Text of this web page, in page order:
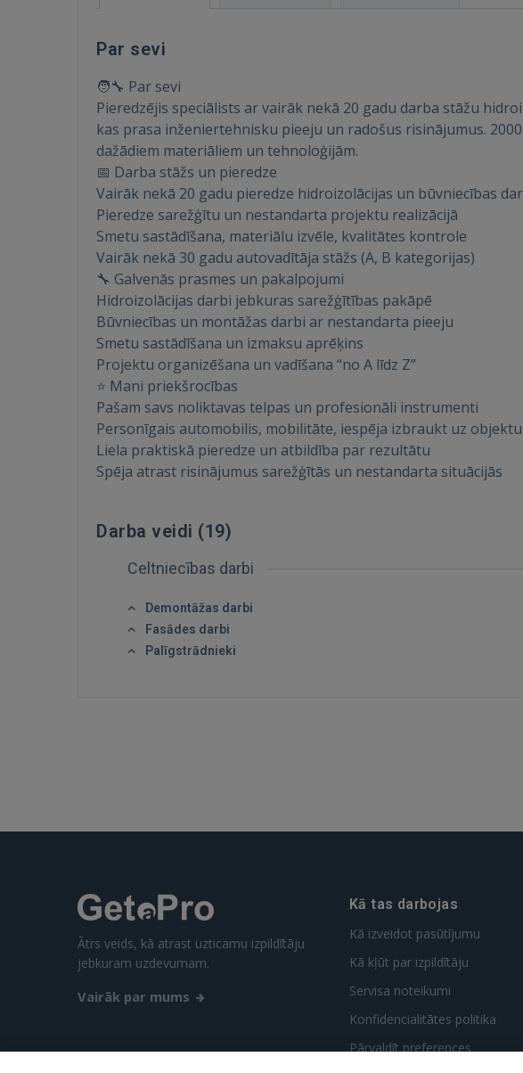
Par sevi
🧑‍🔧 Par sevi
Pieredzējis speciālists ar vairāk nekā 20 gadu darba stāžu
kas prasa inženiertehnisku pieeju un radošus risinājumus.
dažādiem materiāliem un tehnoloģijām.
📅 Darba stāžs un pieredze
Vairāk nekā 20 gadu pieredze hidroizolācijas un būvniecības
Pieredze sarežģītu un nestandarta projektu realizācijā
Smetu sastādīšana, materiālu izvēle, kvalitātes kontrole
Vairāk nekā 30 gadu autovadītāja stāžs (A, B kategorijas)
🔧 Galvenās prasmes un pakalpojumi
Hidroizolācijas darbi jebkuras sarežģītības pakāpē
Būvniecības un montāžas darbi ar nestandarta pieeju
Smetu sastādīšana un izmaksu aprēķins
Projektu organizēšana un vadīšana “no A līdz Z”
⭐ Mani priekšrocības
Pašam savs noliktavas telpas un profesionāli instrumenti
Personīgais automobilis, mobilitāte, iespēja izbraukt uz objektu
Liela praktiskā pieredze un atbildība par rezultātu
Spēja atrast risinājumus sarežģītās un nestandarta situācijās
Darba veidi (19)
Celtniecības darbi
Demontāžas darbi
Fasādes darbi
Palīgstrādnieki
Ātrs veids, kā atrast uzticamu izpildītāju
jebkuram uzdevumam.
Vairāk par mums
Kā tas darbojas
Kā izveidot pasūtījumu
Kā kļūt par izpildītāju
Servisa noteikumi
Konfidencialitātes politika
Pārvaldīt preferences